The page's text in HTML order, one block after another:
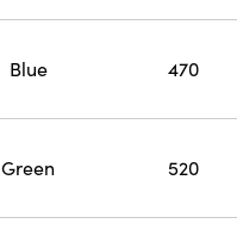
Blue 470
Green 520